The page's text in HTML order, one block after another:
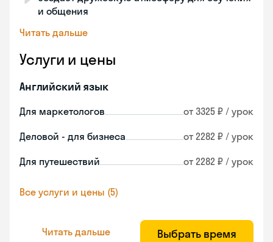
и общения
Читать дальше
Услуги и цены
Английский язык
Для маркетологов от 3325 ₽ / урок
Деловой - для бизнеса от 2282 ₽ / урок
Для путешествий от 2282 ₽ / урок
Все услуги и цены (5)
Читать дальше Выбрать время